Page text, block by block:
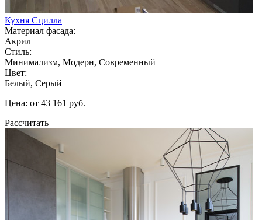
Кухня Сцилла
Материал фасада:
Акрил
Стиль:
Минимализм, Модерн, Современный
Цвет:
Белый, Серый
Цена: от 43 161 руб.
Рассчитать